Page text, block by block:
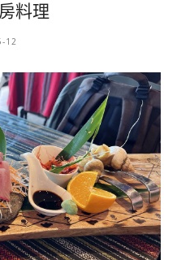
料理
12